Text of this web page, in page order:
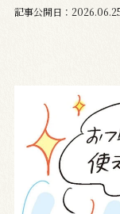
記事公開日 2026.06